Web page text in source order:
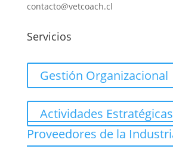
contacto@vetcoach.cl
Servicios
Gestión Organizacional
Actividades
Proveedores de la